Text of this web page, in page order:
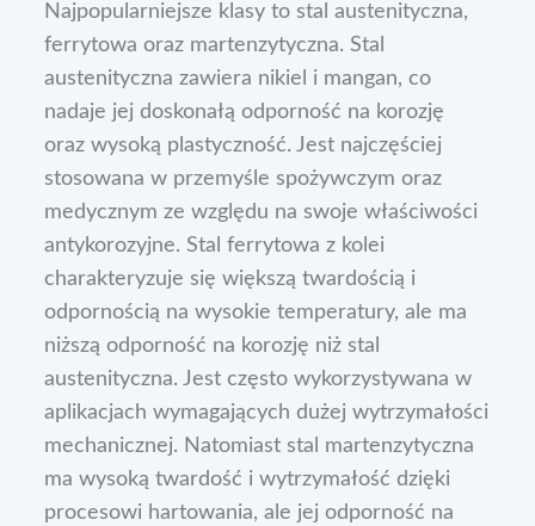
Najpopularniejsze klasy to stal austenityczna,
ferrytowa oraz martenzytyczna. Stal
austenityczna zawiera nikiel i mangan, co
nadaje jej doskonałą odporność na korozję
oraz wysoką plastyczność. Jest najczęściej
stosowana w przemyśle spożywczym oraz
medycznym ze względu na swoje właściwości
antykorozyjne. Stal ferrytowa z kolei
charakteryzuje się większą twardością i
odpornością na wysokie temperatury, ale ma
niższą odporność na korozję niż stal
austenityczna. Jest często wykorzystywana w
aplikacjach wymagających dużej wytrzymałości
mechanicznej. Natomiast stal martenzytyczna
ma wysoką twardość i wytrzymałość dzięki
procesowi hartowania, ale jej odporność na